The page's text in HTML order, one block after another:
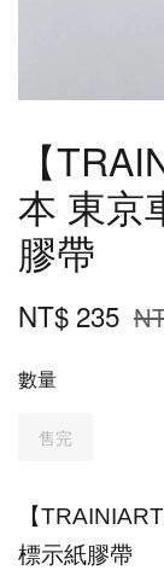
【
本 東京
膠帶
NT$ 235
數量
售完
【TRAINIART
標示紙膠帶